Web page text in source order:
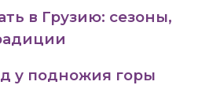
в Грузию: сезоны,
у подножия горы